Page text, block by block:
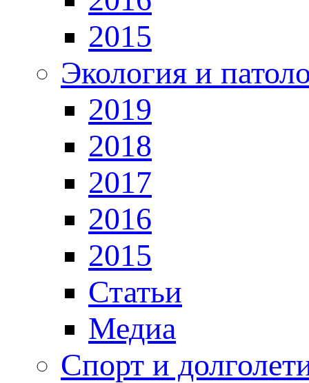
2015
Экология и
2019
2018
2017
2016
2015
Статьи
Медиа
Спорт и